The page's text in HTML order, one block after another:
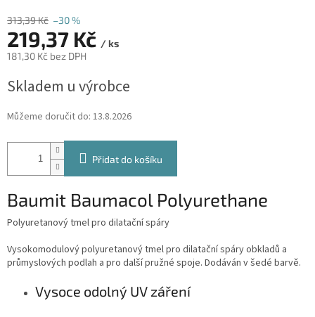
313,39 Kč –30 %
219,37 Kč / ks
181,30 Kč bez DPH
cena:
Skladem u výrobce
Můžeme doručit do: 13.8.2026
Přidat do košíku
Baumit Baumacol Polyurethane
Polyuretanový tmel pro dilatační spáry
Vysokomodulový polyuretanový tmel pro dilatační spáry obkladů a
průmyslových podlah a pro další pružné spoje. Dodáván v šedé barvě.
Vysoce odolný UV záření